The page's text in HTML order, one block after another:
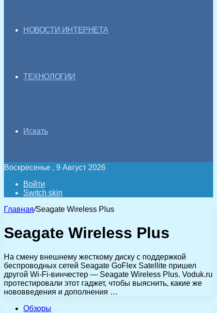
НОВОСТИ ИНТЕРНЕТА
ТЕХНОЛОГИИ
Искать
Воскресенье , 9 Август 2026
Войти
Switch skin
Главная/Seagate Wireless Plus
Seagate Wireless Plus
На смену внешнему жесткому диску с поддержкой
беспроводных сетей Seagate GoFlex Satellite пришел
другой Wi-Fi-винчестер — Seagate Wireless Plus. Voduk.ru
протестировали этот гаджет, чтобы выяснить, какие же
нововведения и дополнения …
Обзоры